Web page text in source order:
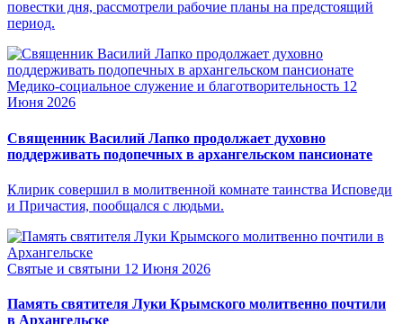
повестки дня, рассмотрели рабочие планы на предстоящий
период.
Медико-социальное служение и благотворительность 12
Июня 2026
Священник Василий Лапко продолжает духовно
поддерживать подопечных в архангельском пансионате
Клирик совершил в молитвенной комнате таинства Исповеди
и Причастия, пообщался с людьми.
Святые и святыни 12 Июня 2026
Память святителя Луки Крымского молитвенно почтили
в Архангельске